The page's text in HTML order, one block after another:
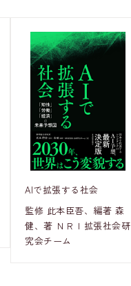
AIで拡張する社会
監修 此本臣吾、編著 森
健、著 ＮＲＩ拡張社会研
究会チーム